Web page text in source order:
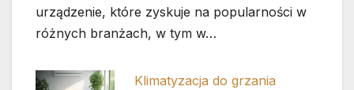
urządzenie, które zyskuje na popularności w
różnych branżach, w tym w…
Klimatyzacja do grzania